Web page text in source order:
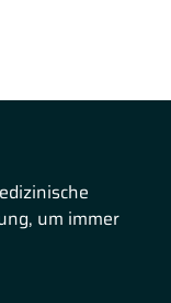
um immer